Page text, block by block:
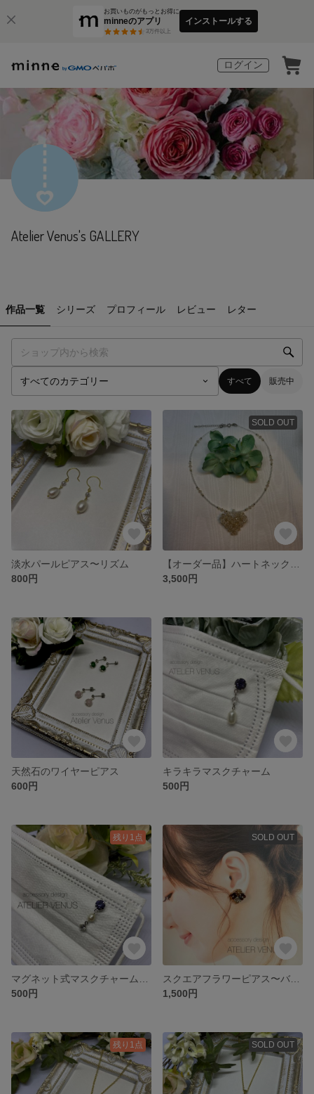
お買いものがもっとお得に
minneのアプリ
3万件以上
インストールする
ログイン
Atelier Venus's GALLERY
作品一覧 シリーズ プロフィール レビュー レター
すべて 販売中
淡水パールピアス〜リズム
800円
SOLD OUT
3,500円
天然石のワイヤーピアス
600円
キラキラマスクチャーム
500円
残り1点
500円
SOLD OUT
1,500円
残り1点 SOLD OUT